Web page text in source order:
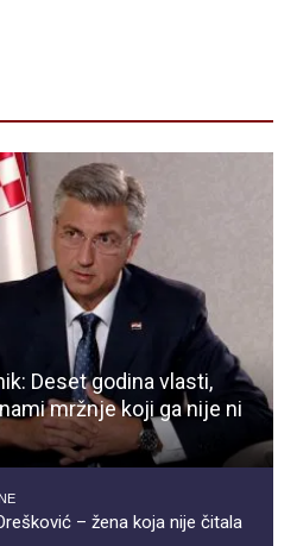
Deset godina vlasti,
mržnje koji ga nije ni
– žena koja nije čitala